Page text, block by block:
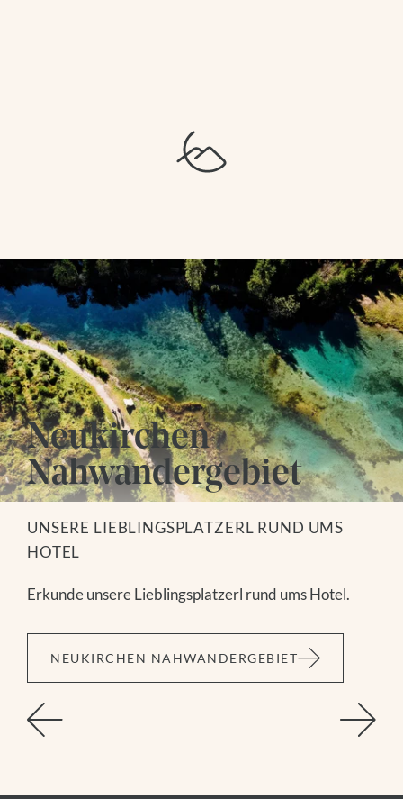
Neukirchen
Nahwandergebiet
UNSERE LIEBLINGSPLATZERL RUND UMS
HOTEL
Erkunde unsere Lieblingsplatzerl rund ums Hotel.
NEUKIRCHEN NAHWANDERGEBIET